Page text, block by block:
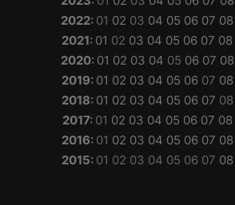
2022: 01 02 03 04 05 06 07 08
2021: 01 02 03 04 05 06 07 08
2020: 01 02 03 04 05 06 07 08
2019: 01 02 03 04 05 06 07 08
2018: 01 02 03 04 05 06 07 08
2017: 01 02 03 04 05 06 07 08
2016: 01 02 03 04 05 06 07 08
2015: 01 02 03 04 05 06 07 08